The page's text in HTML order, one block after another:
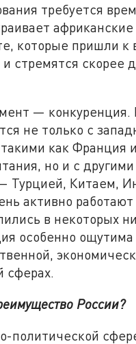
требуется
которые пришли к
и стремятся скорее
— конкуренция.
не только с
как Франция
но и с
Турцией, Китаем,
активно
в некоторых
особенно ощутима
сферах.
России?
политической